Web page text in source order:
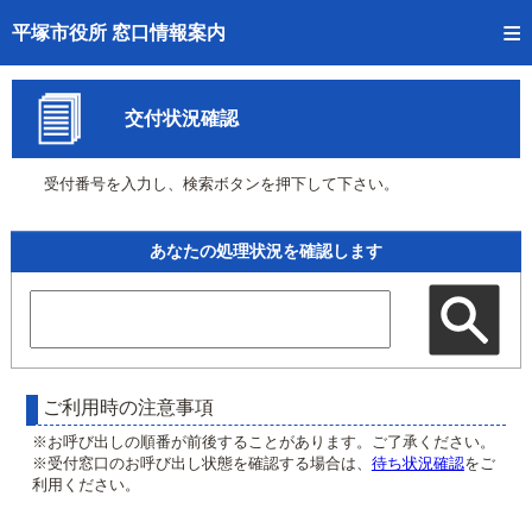
平塚市役所 窓口情報案内
トップページへ
ご利用方法
事前予約
予約状況確認
待ち状況確認
交付状況確認
混雑予想カレンダー
交付状況確認
受付番号を入力し、検索ボタンを押下して下さい。
あなたの処理状況を確認します
ご利用時の注意事項
※お呼び出しの順番が前後することがあります。ご了承ください。
※受付窓口のお呼び出し状態を確認する場合は、 待ち状況確認をご
利用ください。